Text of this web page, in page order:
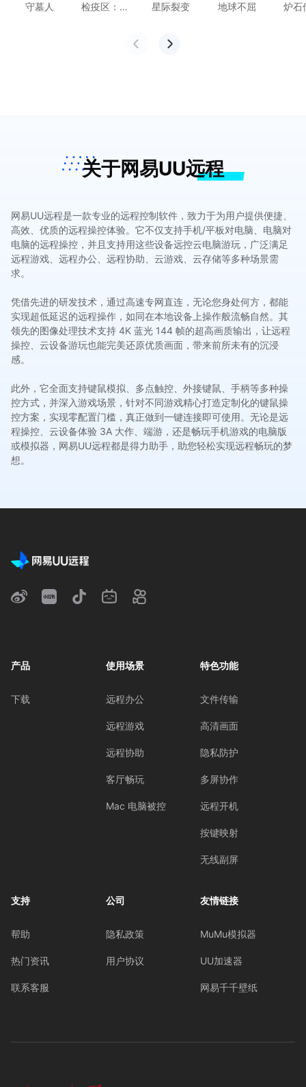
守墓人
检疫区：最
星际裂变 地球不屈 炉石
关于网易UU远程
网易UU远程是一款专业的远程控制软件，致力于为用户提供便捷、
高效、优质的远程操控体验。它不仅支持手机/平板对电脑、电脑对
电脑的远程操控，并且支持用这些设备远控云电脑游玩，广泛满足
远程游戏、远程办公、远程协助、云游戏、云存储等多种场景需
求。
凭借先进的研发技术，通过高速专网直连，无论您身处何方，都能
实现超低延迟的远程操作，如同在本地设备上操作般流畅自然。其
领先的图像处理技术支持 4K 蓝光 144 帧的超高画质输出，让远程
操控、云设备游玩也能完美还原优质画面，带来前所未有的沉浸
感。
此外，它全面支持键鼠模拟、多点触控、外接键鼠、手柄等多种操
控方式，并深入游戏场景，针对不同游戏精心打造定制化的键鼠操
控方案，实现零配置门槛，真正做到一键连接即可使用。无论是远
程操控、云设备体验 3A 大作、端游，还是畅玩手机游戏的电脑版
或模拟器，网易UU远程都是得力助手，助您轻松实现远程畅玩的梦
想。
产品
下载
使用场景
远程办公
远程游戏
远程协助
客厅畅玩
Mac 电脑被控
特色功能
文件传输
高清画面
隐私防护
多屏协作
远程开机
按键映射
无线副屏
支持
帮助
热门资讯
联系客服
公司
隐私政策
用户协议
友情链接
MuMu模拟器
UU加速器
网易千千壁纸